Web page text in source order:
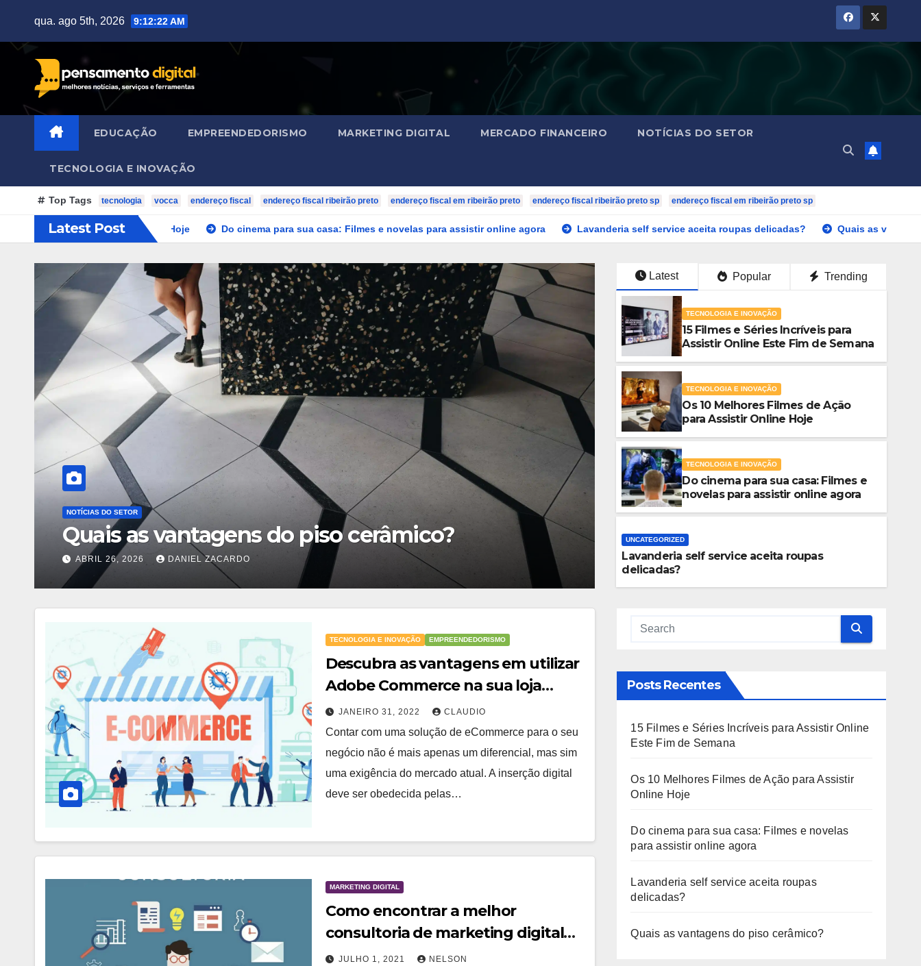
content
qua. ago 5th, 2026 9:12:24 AM
EDUCAÇÃO EMPREENDEDORISMO MARKETING DIGITAL MERCADO FINANCEIRO NOTÍCIAS DO SETOR
TECNOLOGIA E INOVAÇÃO
Top Tags tecnologia vocca endereço fiscal endereço fiscal ribeirão preto endereço fiscal em ribeirão preto endereço fiscal ribeirão preto sp endereço fiscal em ribeirão preto sp
Latest Post
para Assistir Online Hoje Do cinema para sua casa: Filmes e novelas para assistir online agora Lavanderia self service aceita roupas delicadas? Quais as vantagens do piso
TECNOLOGIA E INOVAÇÃO
15 Filmes e Séries Incríveis para Assistir Online
Este Fim de Semana
AGOSTO 5, 2026 DANIEL ZACARDO
TECNOLOGIA E INOVAÇÃO
Os 10 Melhores Filmes de
Online Hoje
AGOSTO 3, 2026 DANIEL ZACARDO
Latest Popular Trending
TECNOLOGIA E INOVAÇÃO
15 Filmes e Séries Incríveis para
Assistir Online Este Fim de Semana
TECNOLOGIA E INOVAÇÃO
Os 10 Melhores Filmes de Ação
para Assistir Online Hoje
TECNOLOGIA E INOVAÇÃO
Do cinema para sua casa: Filmes e
novelas para assistir online agora
UNCATEGORIZED
Lavanderia self service aceita roupas
delicadas?
TECNOLOGIA E INOVAÇÃO EMPREENDEDORISMO
Descubra as vantagens em utilizar
Adobe Commerce na sua loja
virtual
JANEIRO 31, 2022 CLAUDIO
Contar com uma solução de eCommerce para o seu
negócio não é mais apenas um diferencial, mas sim
uma exigência do mercado atual. A inserção digital
deve ser obedecida pelas…
MARKETING DIGITAL
Como encontrar a melhor
consultoria de marketing digital
para sua empresa?
JULHO 1, 2021 NELSON
Posts Recentes
15 Filmes e Séries Incríveis para Assistir Online
Este Fim de Semana
Os 10 Melhores Filmes de Ação para Assistir
Online Hoje
Do cinema para sua casa: Filmes e novelas
para assistir online agora
Lavanderia self service aceita roupas
delicadas?
Quais as vantagens do piso cerâmico?